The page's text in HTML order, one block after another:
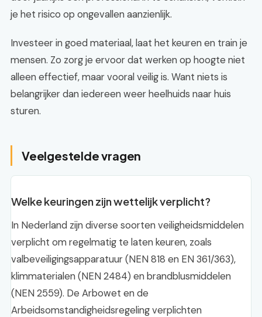
je het risico op ongevallen aanzienlijk.
Investeer in goed materiaal, laat het keuren en train je
mensen. Zo zorg je ervoor dat werken op hoogte niet
alleen effectief, maar vooral veilig is. Want niets is
belangrijker dan iedereen weer heelhuids naar huis
sturen.
Veelgestelde vragen
Welke keuringen zijn wettelijk verplicht?
In Nederland zijn diverse soorten veiligheidsmiddelen
verplicht om regelmatig te laten keuren, zoals
valbeveiligingsapparatuur (NEN 818 en EN 361/363),
klimmaterialen (NEN 2484) en brandblusmiddelen
(NEN 2559). De Arbowet en de
Arbeidsomstandigheidsregeling verplichten